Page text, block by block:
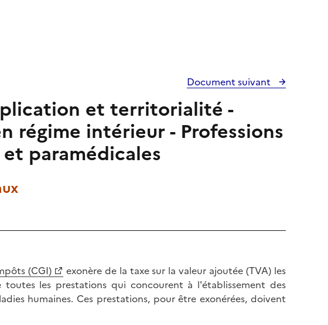
Document suivant
et territorialité -
régime intérieur - Professions
paramédicales
(CGI)
exonère de la taxe sur la valeur ajoutée (TVA) les
toutes les prestations qui concourent à l'établissement des
humaines. Ces prestations, pour être exonérées, doivent